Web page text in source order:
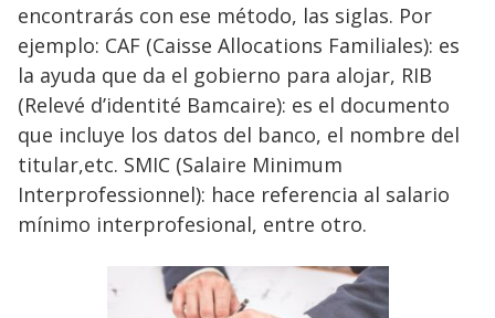
encontrarás con ese método, las siglas. Por
ejemplo: CAF (Caisse Allocations Familiales): es
la ayuda que da el gobierno para alojar, RIB
(Relevé d’identité Bamcaire): es el documento
que incluye los datos del banco, el nombre del
titular,etc. SMIC (Salaire Minimum
Interprofessionnel): hace referencia al salario
mínimo interprofesional, entre otro.